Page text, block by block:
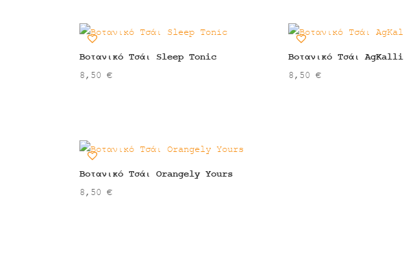
Βοτανικό Τσάι Sleep Tonic
8,50 €
Βοτανικό Τσάι AgKalli
8,50 €
Βοτανικό Τσάι Orangely Yours
8,50 €